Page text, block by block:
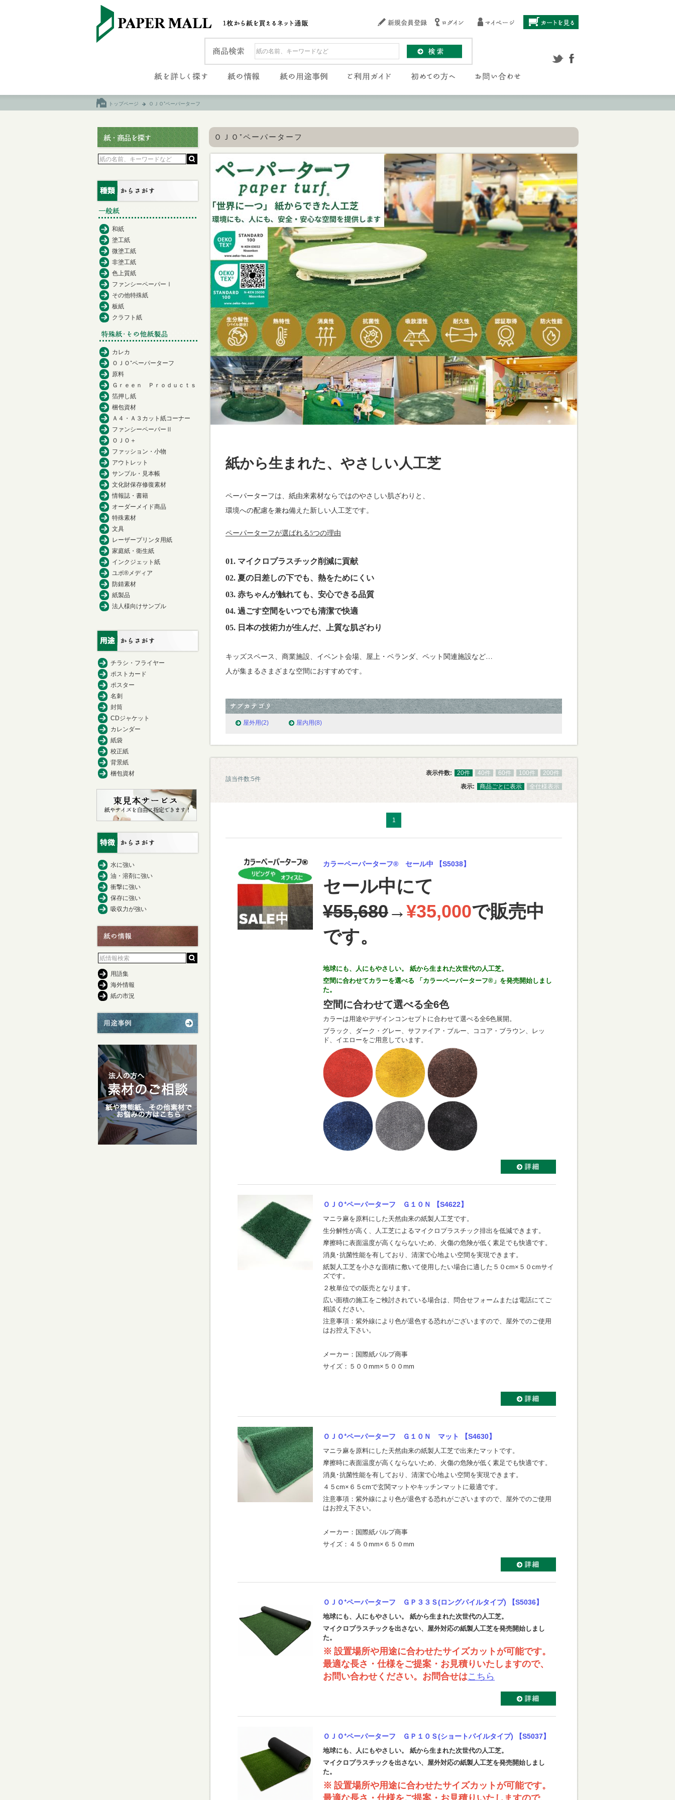
トップページ ＯＪＯ⁺ペーパーターフ
ＯＪＯ⁺ペーパーターフ
紙から生まれた、やさしい人工芝
ペーパーターフは、紙由来素材ならではのやさしい肌ざわりと、
環境への配慮を兼ね備えた新しい人工芝です。
ペーパーターフが選ばれる5つの理由
01. マイクロプラスチック削減に貢献
02. 夏の日差しの下でも、熱をためにくい
03. 赤ちゃんが触れても、安心できる品質
04. 過ごす空間をいつでも清潔で快適
05. 日本の技術力が生んだ、上質な肌ざわり
キッズスペース、商業施設、イベント会場、屋上・ベランダ、ペット関連施設など…
人が集まるさまざまな空間におすすめです。
屋外用(2) 屋内用(8)
該当件数:5件
表示件数: 20件 40件 60件 100件
200件
表示:
商品ごとに表示 全仕様表示
1
カラーペーパーターフ® セール中 【S5038】
セール中にて
¥55,680→¥35,000で販売中
です。
地球にも、人にもやさしい。 紙から生まれた次世代の人工芝。
空間に合わせてカラーを選べる
「カラーペーパーターフ®」を発売開始しまし
た。
空間に合わせて選べる全6色
カラーは用途やデザインコンセプトに合わせて選べる全6色展開。
ブラック、ダーク・グレー、サファイア・ブルー、ココア・ブラウン、レッ
ド、イエローをご用意しています。
ＯＪＯ⁺ペーパーターフ Ｇ１０Ｎ 【S4622】
マニラ麻を原料にした天然由来の紙製人工芝です。
生分解性が高く、人工芝によるマイクロプラスチック排出を低減できます。
摩擦時に表面温度が高くならないため、火傷の危険が低く素足でも快適です。
消臭･抗菌性能を有しており、清潔で心地よい空間を実現できます。
紙製人工芝を小さな面積に敷いて使用したい場合に適した５０cm×５０cmサイ
ズです。
２枚単位での販売となります。
広い面積の施工をご検討されている場合は、問合せフォームまたは電話にてご
相談ください。
注意事項：紫外線により色が退色する恐れがございますので、屋外でのご使用
はお控え下さい。
メーカー：国際紙パルプ商事
サイズ：５００mm×５００mm
ＯＪＯ⁺ペーパーターフ Ｇ１０Ｎ マット 【S4630】
マニラ麻を原料にした天然由来の紙製人工芝で出来たマットです。
摩擦時に表面温度が高くならないため、火傷の危険が低く素足でも快適です。
消臭･抗菌性能を有しており、清潔で心地よい空間を実現できます。
４５cm×６５cmで玄関マットやキッチンマットに最適です。
注意事項：紫外線により色が退色する恐れがございますので、屋外でのご使用
はお控え下さい。
メーカー：国際紙パルプ商事
サイズ：４５０mm×６５０mm
ＯＪＯ⁺ペーパーターフ ＧＰ３３Ｓ(ロングパイルタイプ) 【S5036】
地球にも、人にもやさしい。 紙から生まれた次世代の人工芝。
マイクロプラスチックを出さない、屋外対応の紙製人工芝を発売開始しまし
た。
※ 設置場所や用途に合わせたサイズカットが可能です。
最適な長さ・仕様をご提案・お見積りいたしますので、
お問い合わせください。 お問合せはこちら
ＯＪＯ⁺ペーパーターフ ＧＰ１０Ｓ(ショートパイルタイプ) 【S5037】
地球にも、人にもやさしい。 紙から生まれた次世代の人工芝。
マイクロプラスチックを出さない、屋外対応の紙製人工芝を発売開始しまし
た。
※ 設置場所や用途に合わせたサイズカットが可能です。
最適な長さ・仕様をご提案・お見積りいたしますので、
和紙
塗工紙
微塗工紙
非塗工紙
色上質紙
ファンシーペーパーⅠ
その他特殊紙
板紙
クラフト紙
カレカ
ＯＪＯ⁺ペーパーターフ
原料
Ｇｒｅｅｎ Ｐｒｏｄｕｃｔｓ
箔押し紙
梱包資材
Ａ４・Ａ３カット紙コーナー
ファンシーペーパーⅡ
ＯＪＯ＋
ファッション・小物
アウトレット
サンプル・見本帳
文化財保存修復素材
情報誌・書籍
オーダーメイド商品
特殊素材
文具
レーザープリンタ用紙
家庭紙・衛生紙
インクジェット紙
ユポ®メディア
防錆素材
紙製品
法人様向けサンプル
チラシ・フライヤー
ポストカード
ポスター
名刺
封筒
CDジャケット
カレンダー
紙袋
校正紙
背景紙
梱包資材
水に強い
油・溶剤に強い
衝撃に強い
保存に強い
吸収力が強い
用語集
海外情報
紙の市況